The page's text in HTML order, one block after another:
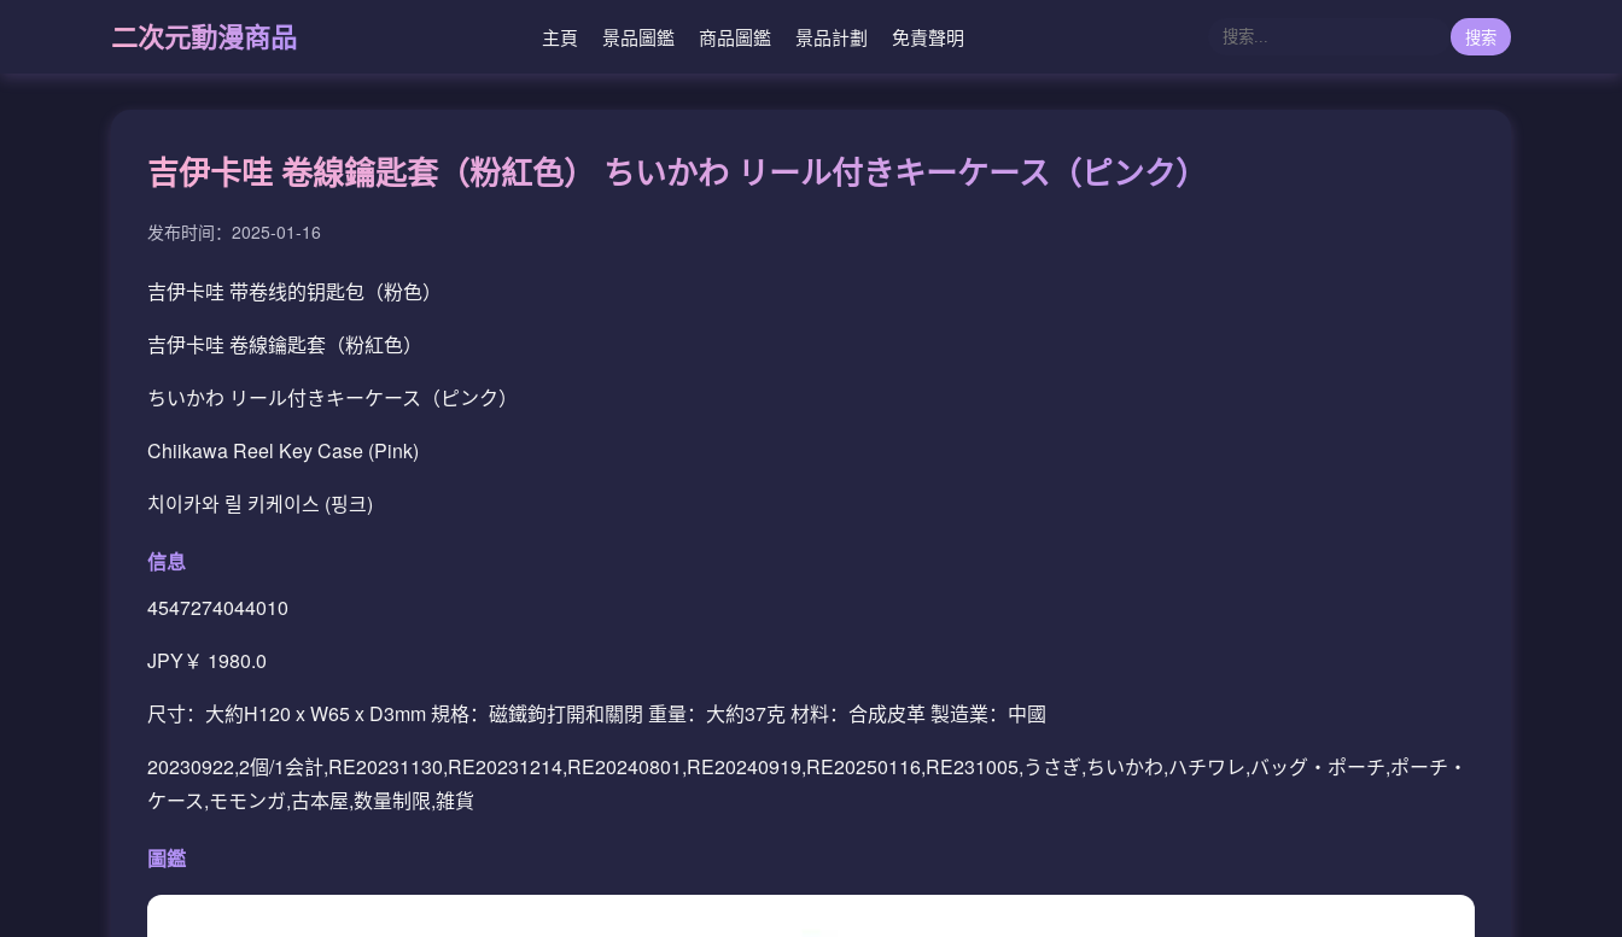
二次元動漫商品 主頁 景品圖鑑 商品圖鑑 景品計劃 免責聲明 搜索
吉伊卡哇 卷線鑰匙套（粉紅色） ちいかわ リール付きキーケース（ピンク）
发布时间：2025-01-16
吉伊卡哇 带卷线的钥匙包（粉色）
吉伊卡哇 卷線鑰匙套（粉紅色）
ちいかわ リール付きキーケース（ピンク）
Chiikawa Reel Key Case (Pink)
치이카와 릴 키케이스 (핑크)
信息
4547274044010
JPY￥ 1980.0
尺寸：大約H120 x W65 x D3mm 規格：磁鐵鉤打開和關閉 重量：大約37克 材料：合成皮革 製造業：中國
20230922,2個/1会計,RE20231130,RE20231214,RE20240801,RE20240919,RE20250116,RE231005,うさぎ,ちいかわ,ハチワレ,バッグ・ポーチ,ポーチ・
ケース,モモンガ,古本屋,数量制限,雑貨
圖鑑